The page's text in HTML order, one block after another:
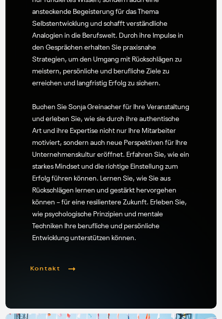
ansteckende Begeisterung für das Thema
Selbstentwicklung und schafft verständliche
Analogien in die Berufswelt. Durch ihre Impulse in
den Gesprächen erhalten Sie praxisnahe
Strategien, um den Umgang mit Rückschlägen zu
meistern, persönliche und berufliche Ziele zu
erreichen und langfristig Erfolg zu sichern.
Buchen Sie Sonja Greinacher für Ihre Veranstaltung
und erleben Sie, wie sie durch ihre authentische
Art und ihre Expertise nicht nur Ihre Mitarbeiter
motiviert, sondern auch neue Perspektiven für Ihre
Unternehmenskultur eröffnet. Erfahren Sie, wie ein
starkes Mindset und die richtige Einstellung zum
Erfolg führen können. Lernen Sie, wie Sie aus
Rückschlägen lernen und gestärkt hervorgehen
können – für eine resilientere Zukunft. Erleben Sie,
wie psychologische Prinzipien und mentale
Techniken Ihre berufliche und persönliche
Entwicklung unterstützen können.
Kontakt